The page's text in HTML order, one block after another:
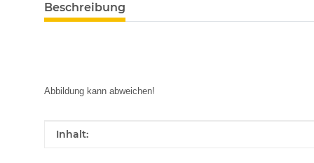
Beschreibung
Abbildung kann abweichen!
Produkteigenschaft
Wert
Inhalt: